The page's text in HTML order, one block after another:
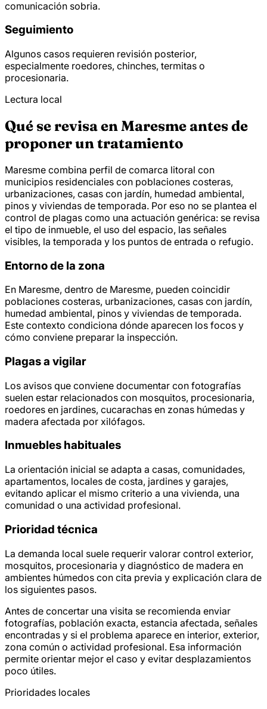
comunicación sobria.
Seguimiento
Algunos casos requieren revisión posterior,
especialmente roedores, chinches, termitas o
procesionaria.
Lectura local
Qué se revisa en Maresme antes de
proponer un tratamiento
Maresme combina perfil de comarca litoral con
municipios residenciales con poblaciones costeras,
urbanizaciones, casas con jardín, humedad ambiental,
pinos y viviendas de temporada. Por eso no se plantea el
control de plagas como una actuación genérica: se revisa
el tipo de inmueble, el uso del espacio, las señales
visibles, la temporada y los puntos de entrada o refugio.
Entorno de la zona
En Maresme, dentro de Maresme, pueden coincidir
poblaciones costeras, urbanizaciones, casas con jardín,
humedad ambiental, pinos y viviendas de temporada.
Este contexto condiciona dónde aparecen los focos y
cómo conviene preparar la inspección.
Plagas a vigilar
Los avisos que conviene documentar con fotografías
suelen estar relacionados con mosquitos, procesionaria,
roedores en jardines, cucarachas en zonas húmedas y
madera afectada por xilófagos.
Inmuebles habituales
La orientación inicial se adapta a casas, comunidades,
apartamentos, locales de costa, jardines y garajes,
evitando aplicar el mismo criterio a una vivienda, una
comunidad o una actividad profesional.
Prioridad técnica
La demanda local suele requerir valorar control exterior,
mosquitos, procesionaria y diagnóstico de madera en
ambientes húmedos con cita previa y explicación clara de
los siguientes pasos.
Antes de concertar una visita se recomienda enviar
fotografías, población exacta, estancia afectada, señales
encontradas y si el problema aparece en interior, exterior,
zona común o actividad profesional. Esa información
permite orientar mejor el caso y evitar desplazamientos
poco útiles.
Prioridades locales